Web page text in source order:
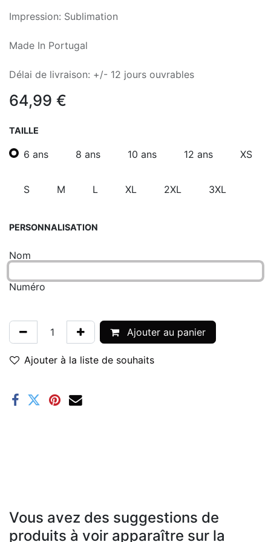
Impression: Sublimation
Made In Portugal
Délai de livraison: +/- 12 jours ouvrables
64,99 €
TAILLE
6 ans 8 ans 10 ans 12 ans XS
S M L XL 2XL 3XL
PERSONNALISATION
Nom
Numéro
Ajouter au panier
Ajouter à la liste de souhaits
Vous avez des suggestions de
produits à voir apparaître sur la